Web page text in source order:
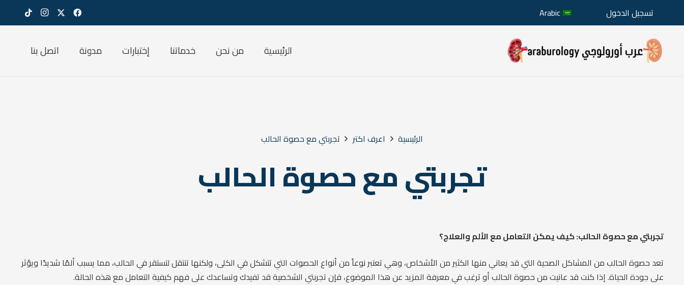
تسجيل الدخول Arabic
الرئيسية من نحن خدماتنا إختبارات مدونة اتصل بنا
الرئيسية اعرف اكتر تجربتي مع حصوة الحالب
تجربتي مع حصوة الحالب
تجربتي مع حصوة الحالب: كيف يمكن التعامل مع الألم والعلاج؟
تعد حصوة الحالب من المشاكل الصحية التي قد يعاني منها الكثير من الأشخاص، وهي تعتبر نوعاً من أنواع الحصوات التي تتشكل في الكلى، ولكنها تنتقل لتستقر في الحالب، مما يسبب ألمًا شديدًا ويؤثر
على جودة الحياة. إذا كنت قد عانيت من حصوة الحالب أو ترغب في معرفة المزيد عن هذا الموضوع، فإن تجربتي الشخصية قد تفيدك وتساعدك على فهم كيفية التعامل مع هذه الحالة.